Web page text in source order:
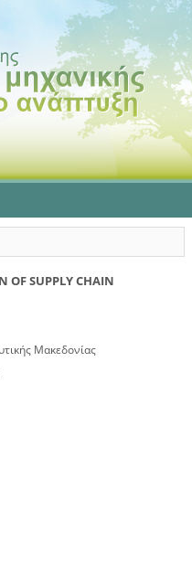
OF SUPPLY CHAIN
Μακεδονίας